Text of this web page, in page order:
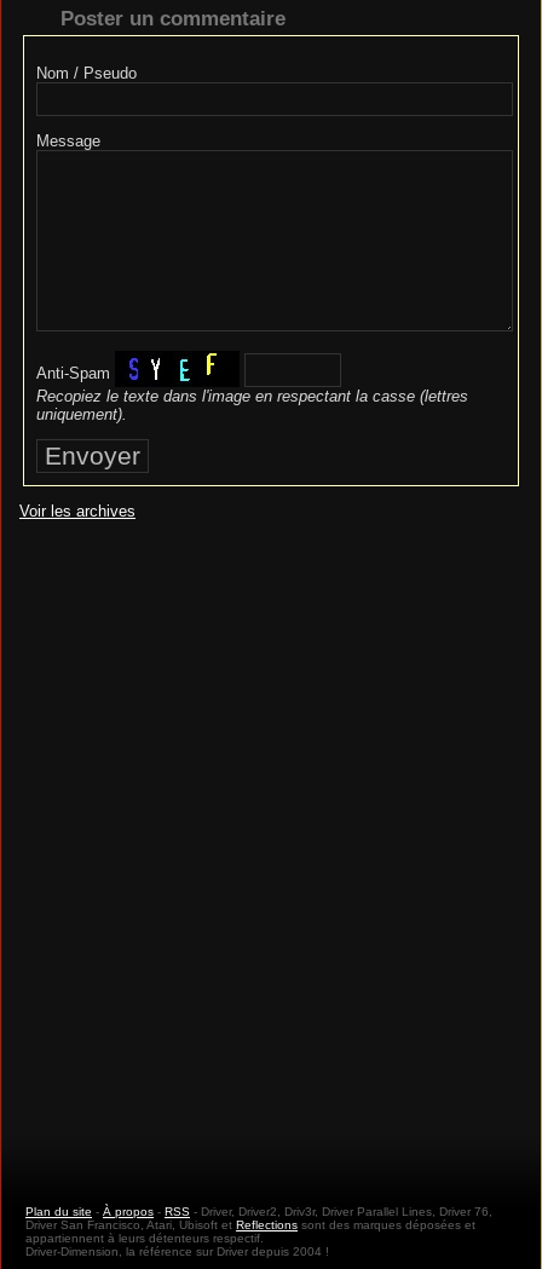
Poster un commentaire
Nom / Pseudo
Message
Anti-Spam
Recopiez le texte dans l'image en respectant la casse (lettres
uniquement).
Voir les archives
Plan du site - À propos - RSS - Driver, Driver2, Driv3r, Driver Parallel Lines, Driver 76,
Driver San Francisco, Atari, Ubisoft et Reflections sont des marques déposées et
appartiennent à leurs détenteurs respectif.
Driver-Dimension, la référence sur Driver depuis 2004 !